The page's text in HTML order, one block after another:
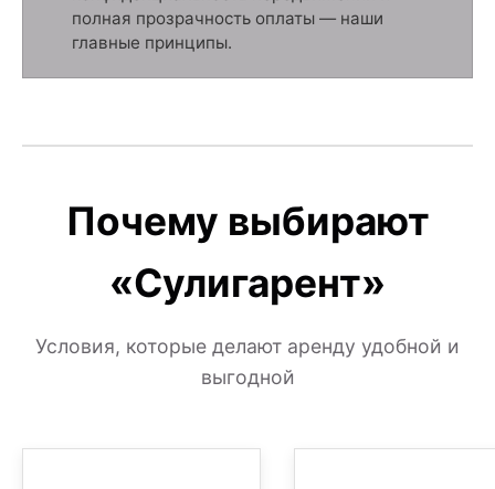
полная прозрачность оплаты — наши
главные принципы.
Почему выбирают
«Сулигарент»
Условия, которые делают аренду удобной и
выгодной